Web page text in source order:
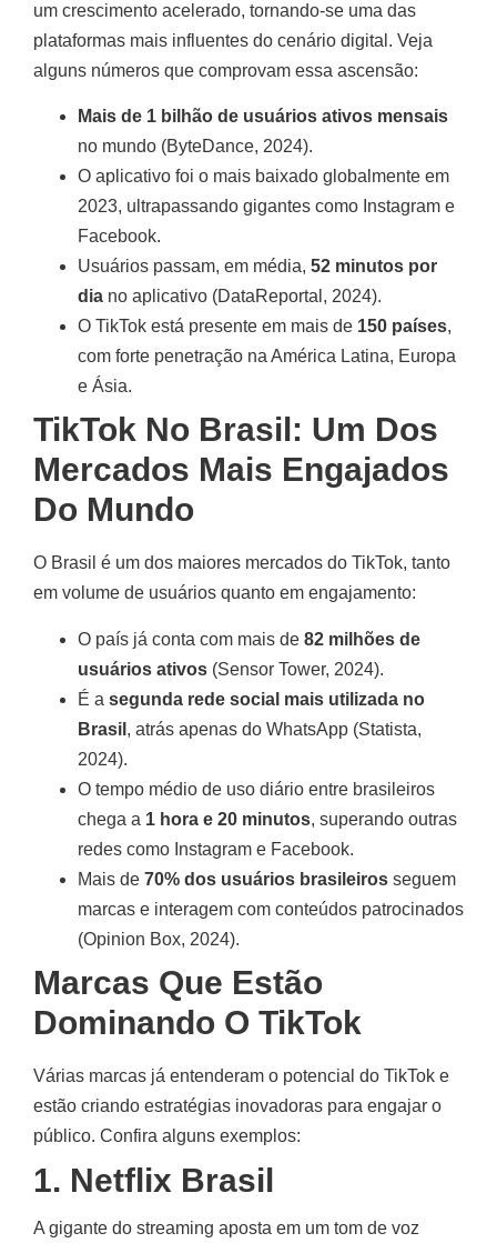
um crescimento acelerado, tornando-se uma das
plataformas mais influentes do cenário digital. Veja
alguns números que comprovam essa ascensão:
Mais de 1 bilhão de usuários ativos mensais
no mundo (ByteDance, 2024).
O aplicativo foi o mais baixado globalmente em
2023, ultrapassando gigantes como Instagram e
Facebook.
Usuários passam, em média, 52 minutos por
dia no aplicativo (DataReportal, 2024).
O TikTok está presente em mais de 150 países,
com forte penetração na América Latina, Europa
e Ásia.
TikTok No Brasil: Um Dos
Mercados Mais Engajados
Do Mundo
O Brasil é um dos maiores mercados do TikTok, tanto
em volume de usuários quanto em engajamento:
O país já conta com mais de 82 milhões de
usuários ativos (Sensor Tower, 2024).
É a segunda rede social mais utilizada no
Brasil , atrás apenas do WhatsApp (Statista,
2024).
O tempo médio de uso diário entre brasileiros
chega a 1 hora e 20 minutos, superando outras
redes como Instagram e Facebook.
Mais de 70% dos usuários brasileiros seguem
marcas e interagem com conteúdos patrocinados
(Opinion Box, 2024).
Marcas Que Estão
Dominando O TikTok
Várias marcas já entenderam o potencial do TikTok e
estão criando estratégias inovadoras para engajar o
público. Confira alguns exemplos:
1. Netflix Brasil
A gigante do streaming aposta em um tom de voz